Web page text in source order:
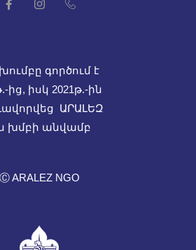
գործում է
ից, իսկ 2021թ.-ին
ԱՐԱԼԵԶ
խմբի անվամբ
Ⓒ ARALEZ NGO